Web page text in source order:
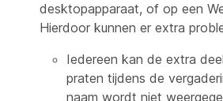
desktopapparaat, of op een
Hierdoor kunnen er extra
Iedereen kan de extra
praten tijdens de
naam wordt niet